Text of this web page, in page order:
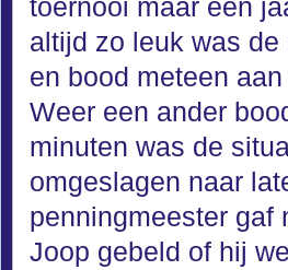
toernooi maar een
altijd zo leuk was
en bood meteen
Weer een ander
minuten was de
omgeslagen naar
penningmeester gaf
Joop gebeld of hij